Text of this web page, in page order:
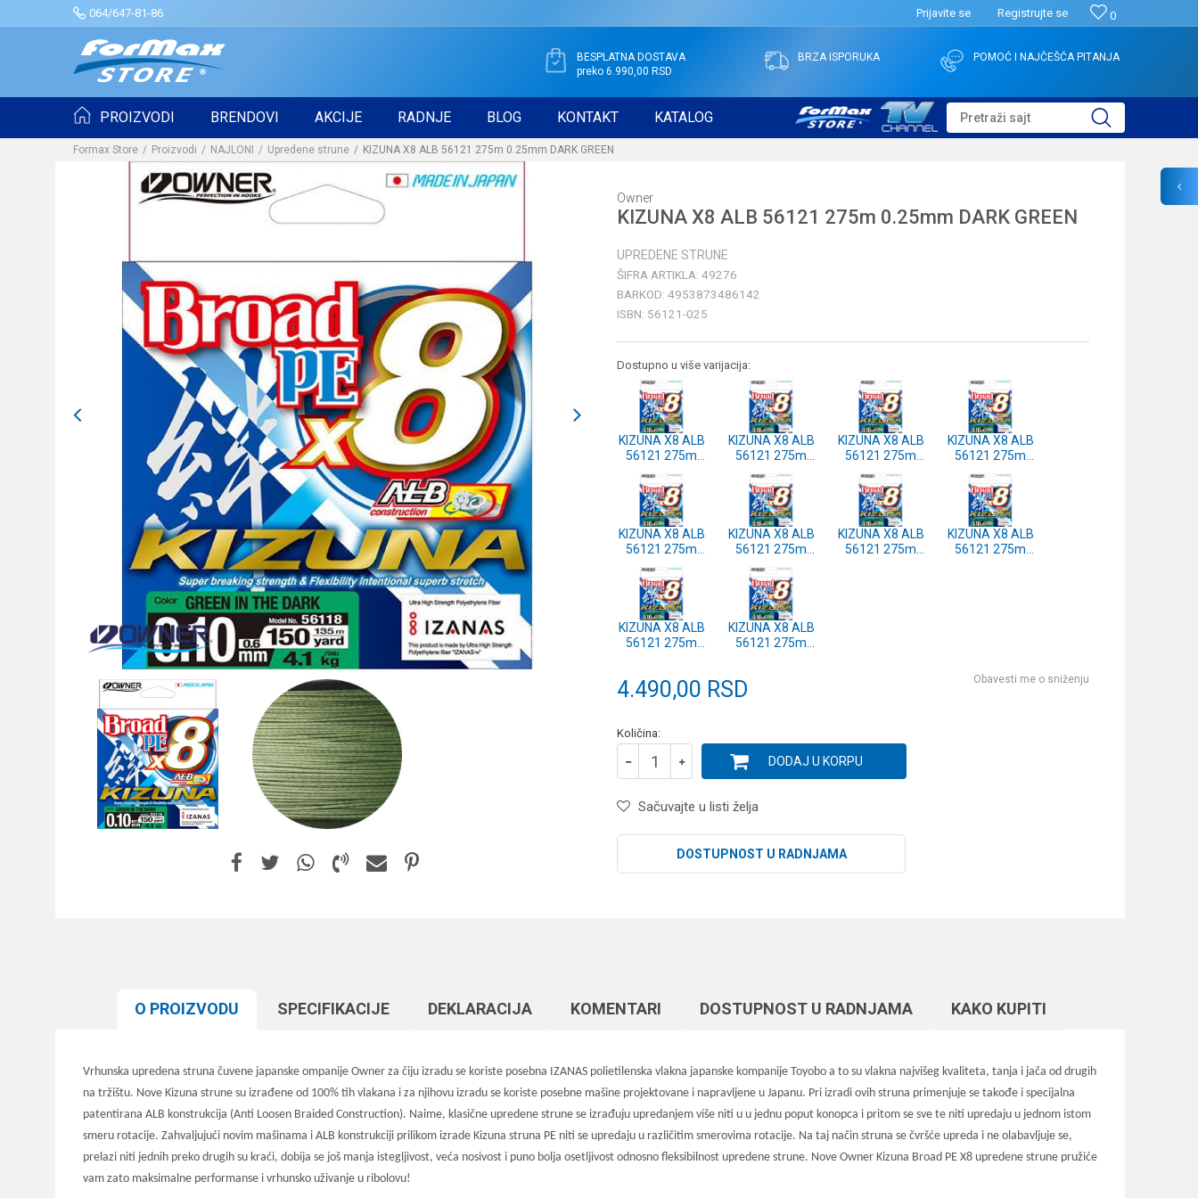
064/647-81-86 0
Prijavite se Registrujte se
BESPLATNA DOSTAVA
preko 6.990,00 RSD
BRZA ISPORUKA POMOĆ I NAJČEŠĆA PITANJA
PROIZVODI BRENDOVI AKCIJE RADNJE BLOG KONTAKT KATALOG Pretraži sajt
Formax Store Proizvodi NAJLONI Upredene strune KIZUNA X8 ALB 56121 275m 0.25mm DARK GREEN
Owner
KIZUNA X8 ALB 56121 275m 0.25mm DARK GREEN
UPREDENE STRUNE
ŠIFRA ARTIKLA: 49276
BARKOD: 4953873486142
ISBN: 56121-025
Dostupno u više varijacija:
KIZUNA X8 ALB
56121 275m
0.42mm DARK
GREEN
KIZUNA X8 ALB
56121 275m
0.36mm DARK
GREEN
KIZUNA X8 ALB
56121 275m
0.33mm DARK
GREEN
KIZUNA X8 ALB
56121 275m
0.29mm DARK
GREEN
KIZUNA X8 ALB
56121 275m
0.25mm DARK
GREEN
KIZUNA X8 ALB
56121 275m
0.21mm DARK
GREEN
KIZUNA X8 ALB
56121 275m
KIZUNA X8 ALB
56121 275m
KIZUNA X8 ALB
56121 275m
KIZUNA X8 ALB
56121 275m
4.490,00 RSD Obavesti me o sniženju
Količina:
DODAJ U KORPU
Sačuvajte u listi želja
DOSTUPNOST U RADNJAMA
O PROIZVODU SPECIFIKACIJЕ DEKLARACIJA KOMENTARI DOSTUPNOST U RADNJAMA KAKO KUPITI
Vrhunska upredena struna čuvene japanske ompanije Owner za čiju izradu se koriste posebna IZANAS polietilenska vlakna japanske kompanije Toyobo a to su vlakna najvišeg kvaliteta, tanja i jača od drugih
na tržištu. Nove Kizuna strune su izrađene od 100% tih vlakana i za njihovu izradu se koriste posebne mašine projektovane i napravljene u Japanu. Pri izradi ovih struna primenjuje se takođe i specijalna
patentirana ALB konstrukcija (Anti Loosen Braided Construction). Naime, klasične upredene strune se izrađuju upredanjem više niti u u jednu poput konopca i pritom se sve te niti upredaju u jednom istom
smeru rotacije. Zahvaljujući novim mašinama i ALB konstrukciji prilikom izrade Kizuna struna PE niti se upredaju u različitim smerovima rotacije. Na taj način struna se čvršće upreda i ne olabavljuje se,
prelazi niti jednih preko drugih su kraći, dobija se još manja istegljivost, veća nosivost i puno bolja osetljivost odnosno fleksibilnost upredene strune. Nove Owner Kizuna Broad PE X8 upredene strune pružiće
vam zato maksimalne performanse i vrhunsko uživanje u ribolovu!